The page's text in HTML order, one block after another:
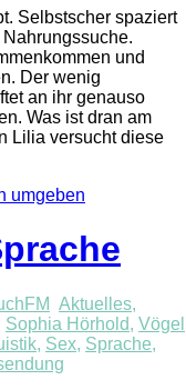
Selbstscher spaziert
und
Der wenig
an ihr genauso
Was ist dran am
Lilia versucht diese
Aktuelles,
Sophia Hörhold, Vögel
, Sex, Sprache,